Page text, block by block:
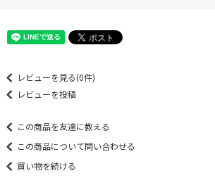
レビューを見る(0件)
レビューを投稿
この商品を友達に教える
この商品について問い合わせる
買い物を続ける